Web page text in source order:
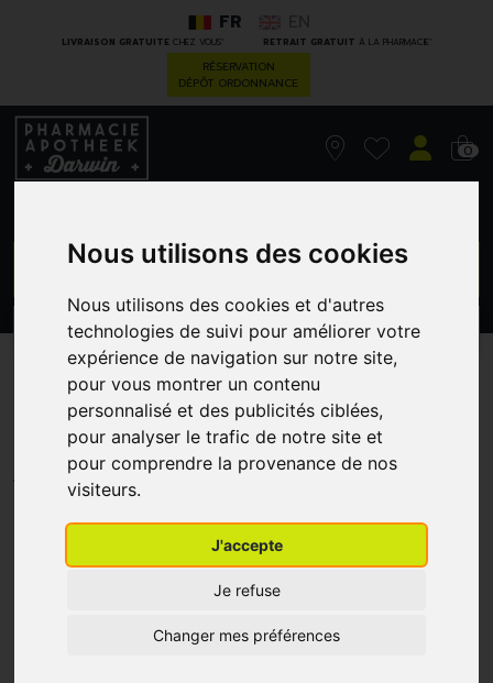
Nous utilisons des cookies
Nous utilisons des cookies et d'autres
technologies de suivi pour améliorer votre
expérience de navigation sur notre site,
pour vous montrer un contenu
personnalisé et des publicités ciblées,
pour analyser le trafic de notre site et
pour comprendre la provenance de nos
visiteurs.
J'accepte
Je refuse
Changer mes préférences
LIVRAISON GRATUITECHEZ VOUS* RETRAIT GRATUIT À LA PHARMACIE*
FR
RÉSERVATION
DÉPÔT ORDONNANCE
0
CATÉGORIES PROMOS
Feliway Help| Kit
Demarrage
CEVA SANTE ANIMAL